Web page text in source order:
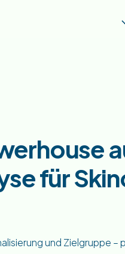
für
und Zielgruppe –